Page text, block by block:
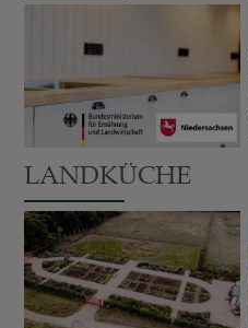
LANDKÜCHE